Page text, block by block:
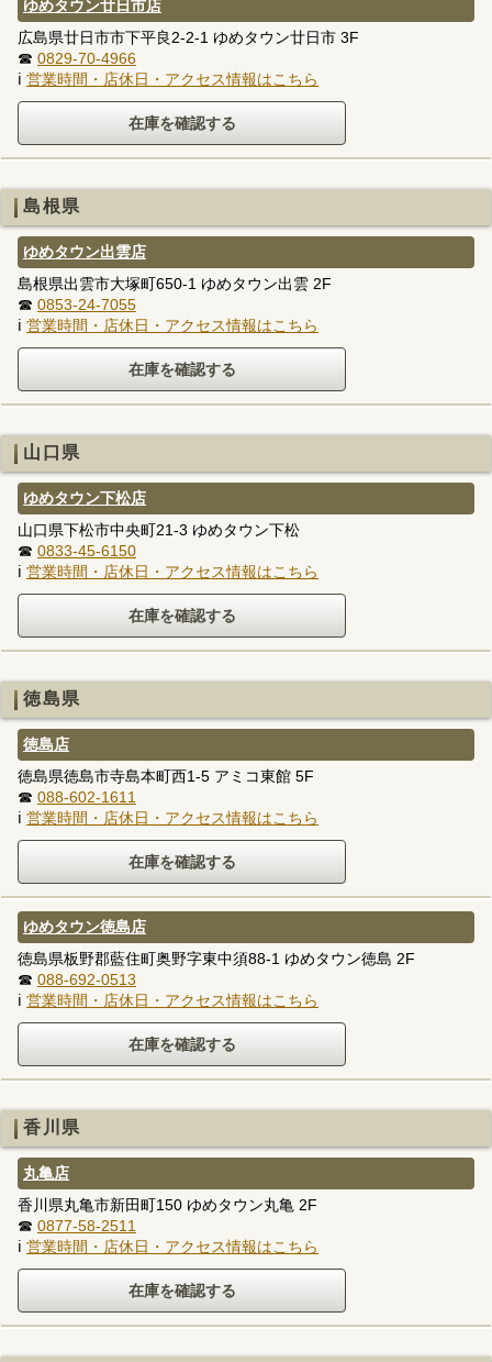
ゆめタウン廿日市店
広島県廿日市市下平良2-2-1 ゆめタウン廿日市 3F
☎ 0829-70-4966
ℹ 営業時間・店休日・アクセス情報はこちら
島根県
ゆめタウン出雲店
島根県出雲市大塚町650-1 ゆめタウン出雲 2F
☎ 0853-24-7055
ℹ 営業時間・店休日・アクセス情報はこちら
山口県
ゆめタウン下松店
山口県下松市中央町21-3 ゆめタウン下松
☎ 0833-45-6150
ℹ 営業時間・店休日・アクセス情報はこちら
徳島県
徳島店
徳島県徳島市寺島本町西1-5 アミコ東館 5F
☎ 088-602-1611
ℹ 営業時間・店休日・アクセス情報はこちら
ゆめタウン徳島店
徳島県板野郡藍住町奥野字東中須88-1 ゆめタウン徳島 2F
☎ 088-692-0513
ℹ 営業時間・店休日・アクセス情報はこちら
香川県
丸亀店
香川県丸亀市新田町150 ゆめタウン丸亀 2F
☎ 0877-58-2511
ℹ 営業時間・店休日・アクセス情報はこちら